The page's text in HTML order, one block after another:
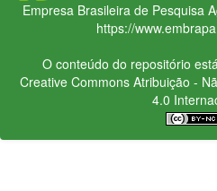
Empresa Brasileira de Pesquisa
https://
O conteúdo do repositório
Creative CommonsAtribuição -
4.0